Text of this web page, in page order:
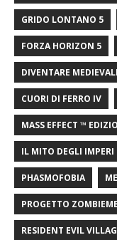
GRIDO LONTANO 5
FORZA HORIZON 5
DIVENTARE MEDIEVALI
CUORI DI FERRO IV
MASS EFFECT ™
IL MITO DEGLI IMPERI
PHASMOFOBIA
PROGETTO
RESIDENT EVIL